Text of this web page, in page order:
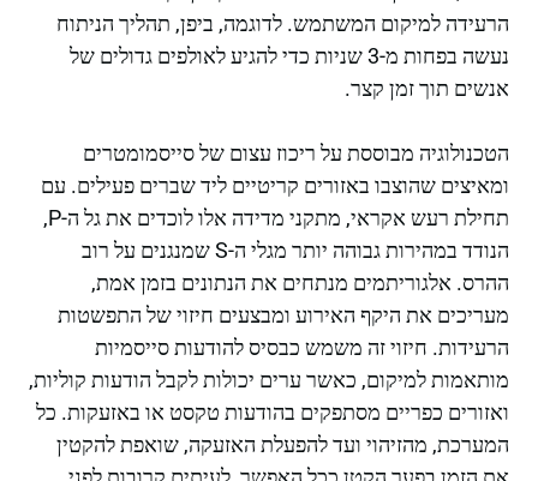
הרעידה למיקום המשתמש. לדוגמה, ביפן, תהליך הניתוח
נעשה בפחות מ-3 שניות כדי להגיע לאולפים גדולים של
אנשים תוך זמן קצר.
הטכנולוגיה מבוססת על ריכוז עצום של סייסמומטרים
ומאיצים שהוצבו באזורים קריטיים ליד שברים פעילים. עם
תחילת רעש אקראי, מתקני מדידה אלו לוכדים את גל ה-P,
הנודד במהירות גבוהה יותר מגלי ה-S שמנגנים על רוב
ההרס. אלגוריתמים מנתחים את הנתונים בזמן אמת,
מעריכים את היקף האירוע ומבצעים חיזוי של התפשטות
הרעידות. חיזוי זה משמש כבסיס להודעות סייסמיות
מותאמות למיקום, כאשר ערים יכולות לקבל הודעות קוליות,
ואזורים כפריים מסתפקים בהודעות טקסט או באזעקות. כל
המערכת, מהזיהוי ועד להפעלת האזעקה, שואפת להקטין